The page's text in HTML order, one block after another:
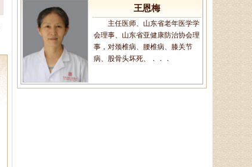
王恩梅
主任医师、山东省老年医学学
会理事、山东省亚健康防治协会理
事，对颈椎病、腰椎病、膝关节
病、股骨头坏死、．．．